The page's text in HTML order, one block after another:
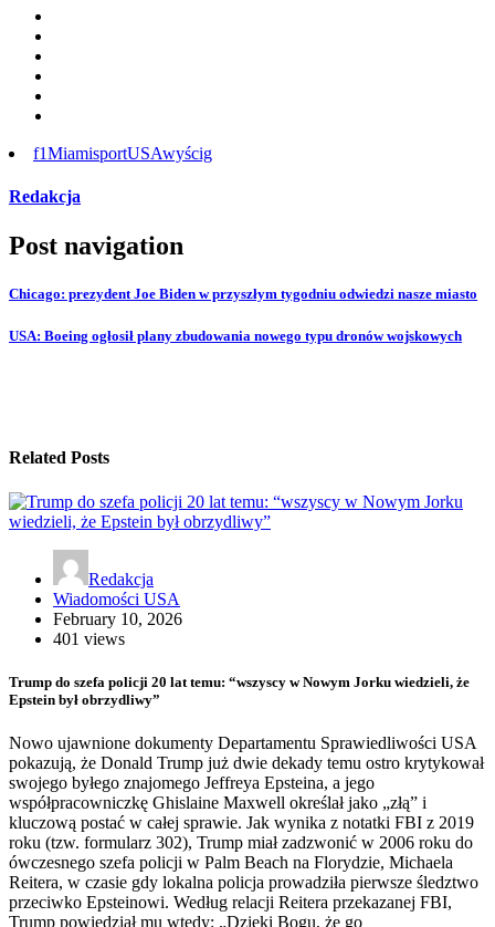
f1MiamisportUSAwyścig
Redakcja
Post navigation
Chicago: prezydent Joe Biden w przyszłym tygodniu odwiedzi nasze miasto
USA: Boeing ogłosił plany zbudowania nowego typu dronów wojskowych
Related Posts
Redakcja
Wiadomości USA
February 10, 2026
401 views
Trump do szefa policji 20 lat temu: “wszyscy w Nowym Jorku wiedzieli, że
Epstein był obrzydliwy”
Nowo ujawnione dokumenty Departamentu Sprawiedliwości USA
pokazują, że Donald Trump już dwie dekady temu ostro krytykował
swojego byłego znajomego Jeffreya Epsteina, a jego
współpracowniczkę Ghislaine Maxwell określał jako „złą” i
kluczową postać w całej sprawie. Jak wynika z notatki FBI z 2019
roku (tzw. formularz 302), Trump miał zadzwonić w 2006 roku do
ówczesnego szefa policji w Palm Beach na Florydzie, Michaela
Reitera, w czasie gdy lokalna policja prowadziła pierwsze śledztwo
przeciwko Epsteinowi. Według relacji Reitera przekazanej FBI,
Trump powiedział mu wtedy: „Dzięki Bogu, że go